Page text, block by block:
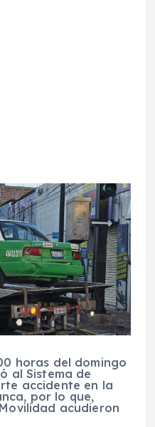
horas del domingo
al Sistema de
accidente en la
por lo que,
acudieron